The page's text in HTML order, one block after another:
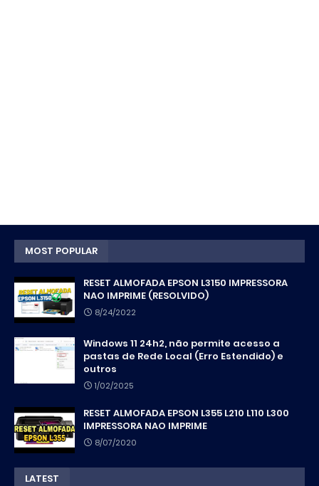
MOST POPULAR
RESET ALMOFADA EPSON L3150 IMPRESSORA
NAO IMPRIME (RESOLVIDO)
8/24/2022
Windows 11 24h2, não permite acesso a
pastas de Rede Local (Erro Estendido) e
outros
1/02/2025
RESET ALMOFADA EPSON L355 L210 L110 L300
IMPRESSORA NAO IMPRIME
8/07/2020
LATEST